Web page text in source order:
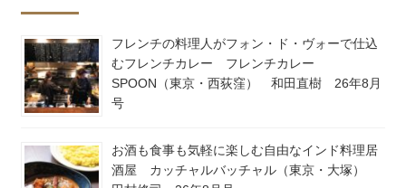
フレンチの料理人がフォン・ド・ヴォーで仕込
むフレンチカレー フレンチカレー
SPOON（東京・西荻窪） 和田直樹 26年8月
号
お酒も食事も気軽に楽しむ自由なインド料理居
酒屋 カッチャルバッチャル（東京・大塚）